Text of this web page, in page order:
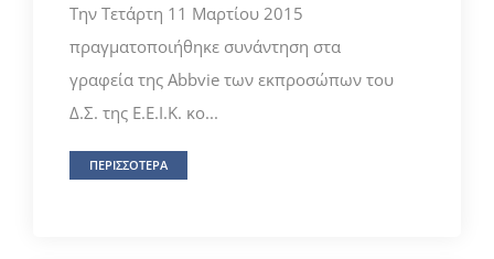
Την Τετάρτη 11 Μαρτίου 2015
πραγματοποιήθηκε συνάντηση στα
γραφεία της Abbvie των εκπροσώπων του
Δ.Σ. της Ε.Ε.Ι.Κ. κο...
ΠΕΡΙΣΣΟΤΕΡΑ